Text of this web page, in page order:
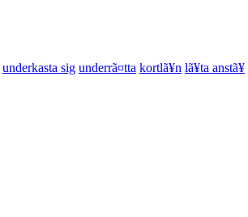
underkasta sig underrã¤tta kortlã¥n lã¥ta anstã¥